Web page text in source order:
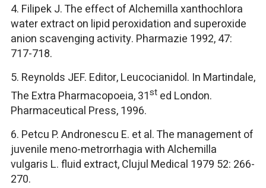
4. Filipek J. The effect of Alchemilla xanthochlora
water extract on lipid peroxidation and superoxide
anion scavenging activity. Pharmazie 1992, 47:
717-718.
5. Reynolds JEF. Editor, Leucocianidol. In Martindale,
The Extra Pharmacopoeia, 31sted London.
Pharmaceutical Press, 1996.
6. Petcu P. Andronescu E. et al. The management of
juvenile meno-metrorrhagia with Alchemilla
vulgaris L. fluid extract, Clujul Medical 1979 52: 266-
270.